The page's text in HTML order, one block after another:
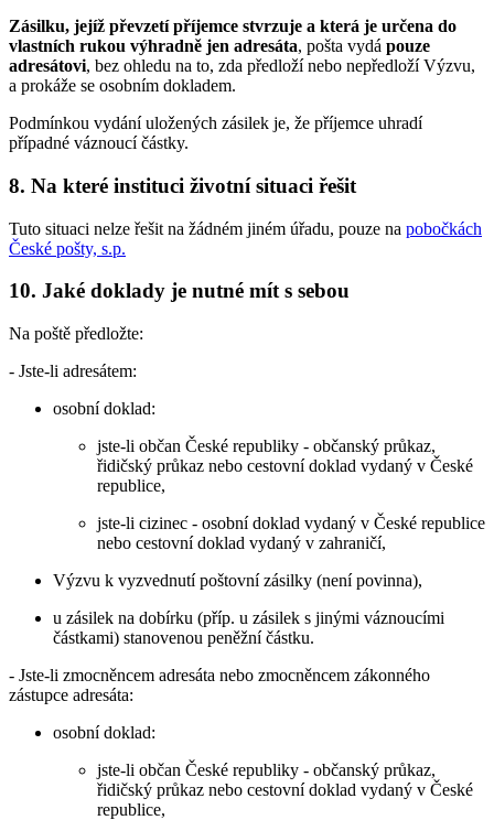
Zásilku, jejíž převzetí příjemce stvrzuje a která je určena do
vlastních rukou výhradně jen adresáta, pošta vydá pouze
adresátovi, bez ohledu na to, zda předloží nebo nepředloží Výzvu,
a prokáže se osobním dokladem.
Podmínkou vydání uložených zásilek je, že příjemce uhradí
případné váznoucí částky.
8. Na které instituci životní situaci řešit
Tuto situaci nelze řešit na žádném jiném úřadu, pouze na pobočkách
České pošty, s.p.
10. Jaké doklady je nutné mít s sebou
Na poště předložte:
- Jste-li adresátem:
osobní doklad:
jste-li občan České republiky - občanský průkaz,
řidičský průkaz nebo cestovní doklad vydaný v České
republice,
jste-li cizinec - osobní doklad vydaný v České republice
nebo cestovní doklad vydaný v zahraničí,
Výzvu k vyzvednutí poštovní zásilky (není povinna),
u zásilek na dobírku (příp. u zásilek s jinými váznoucími
částkami) stanovenou peněžní částku.
- Jste-li zmocněncem adresáta nebo zmocněncem zákonného
zástupce adresáta:
osobní doklad:
jste-li občan České republiky - občanský průkaz,
řidičský průkaz nebo cestovní doklad vydaný v České
republice,